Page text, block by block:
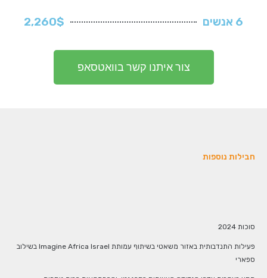
6 אנשים 2,260$
צור איתנו קשר בוואטסאפ
חבילות נוספות
סוכות 2024
פעילות התנדבותית באזור משאטי בשיתוף עמותת Imagine Africa Israel בשילוב
ספארי